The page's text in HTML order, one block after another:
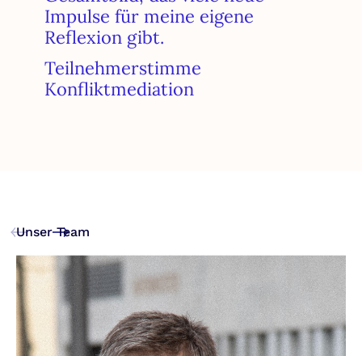
Impulse für meine eigene
Reflexion gibt.
Teilnehmerstimme
Konfliktmediation
Unser Team